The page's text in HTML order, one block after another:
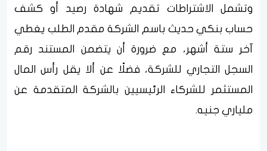
وتشمل الاشتراطات تقديم شهادة رصيد أو كشف
حساب بنكي حديث باسم الشركة مقدم الطلب يغطي
آخر ستة أشهر، مع ضرورة أن يتضمن المستند رقم
السجل التجاري للشركة، فضلًا عن ألا يقل رأس المال
المستثمر للشركاء الرئيسيين بالشركة المتقدمة عن
ملياري جنيه.